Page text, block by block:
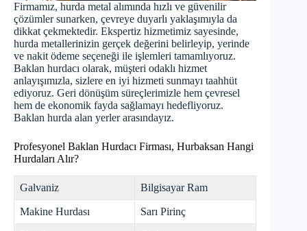
Firmamız, hurda metal alımında hızlı ve güvenilir
çözümler sunarken, çevreye duyarlı yaklaşımıyla da
dikkat çekmektedir. Ekspertiz hizmetimiz sayesinde,
hurda metallerinizin gerçek değerini belirleyip, yerinde
ve nakit ödeme seçeneği ile işlemleri tamamlıyoruz.
Baklan hurdacı olarak, müşteri odaklı hizmet
anlayışımızla, sizlere en iyi hizmeti sunmayı taahhüt
ediyoruz. Geri dönüşüm süreçlerimizle hem çevresel
hem de ekonomik fayda sağlamayı hedefliyoruz.
Baklan hurda alan yerler arasındayız.
Profesyonel Baklan Hurdacı Firması, Hurbaksan Hangi
Hurdaları Alır?
Galvaniz Bilgisayar Ram
Makine Hurdası Sarı Pirinç